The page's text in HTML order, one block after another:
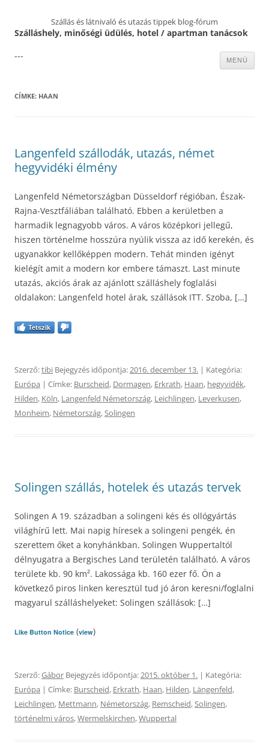
Szállás és látnivaló és utazás tippek blog-fórum
Szálláshely, minőségi üdülés, hotel / apartman tanácsok
MENÜ
---
CÍMKE: HAAN
Langenfeld szállodák, utazás, német
hegyvidéki élmény
Langenfeld Németországban Düsseldorf régióban, Észak-
Rajna-Vesztfáliában található. Ebben a kerületben a
harmadik legnagyobb város. A város középkori jellegű,
hiszen történelme hosszúra nyúlik vissza az idő kerekén, és
ugyanakkor kellőképpen modern. Tehát minden igényt
kielégít amit a modern kor embere támaszt. Last minute
utazás, akciós árak az ajánlott szálláshely foglalási
oldalakon: Langenfeld hotel árak, szállások ITT. Szoba, […]
Tetszik
Szerző:tibi Bejegyzés időpontja:2016. december 13. | Kategória:
Európa | Címke: Burscheid, Dormagen, Erkrath, Haan, hegyvidék,
Hilden, Köln, Langenfeld Németország, Leichlingen, Leverkusen,
Monheim, Németország,Solingen
Solingen szállás, hotelek és utazás tervek
Solingen A 19. században a solingeni kés és ollógyártás
világhírű lett. Mai napig híresek a solingeni pengék, én
szerettem őket a konyhánkban. Solingen Wuppertaltól
délnyugatra a Bergisches Land területén található. A város
területe kb. 90 km². Lakossága kb. 160 ezer fő. Ön a
következő piros linken keresztül tud jó áron keresni/foglalni
magyarul szálláshelyeket: Solingen szállások: […]
Like Button Notice (view)
Szerző:Gábor Bejegyzés időpontja:2015. október 1. | Kategória:
Európa | Címke: Burscheid, Erkrath, Haan, Hilden, Längenfeld,
Leichlingen, Mettmann, Németország, Remscheid,Solingen,
történelmi város,Wermelskirchen,Wuppertal